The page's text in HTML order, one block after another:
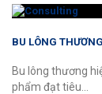
BU LÔNG
Bu lông thương
phẩm đạt tiêu...